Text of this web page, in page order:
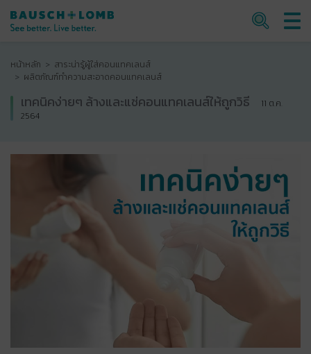
หน้าหลัก
สาระน่ารู้ผู้ใส่คอนแทคเลนส์
ผลิตภัณฑ์ทำความสะอาดคอนแทคเลนส์
เทคนิคง่ายๆ ล้างและแช่คอนแทคเลนส์ให้ถูกวิธี
11 ต.ค.
2564